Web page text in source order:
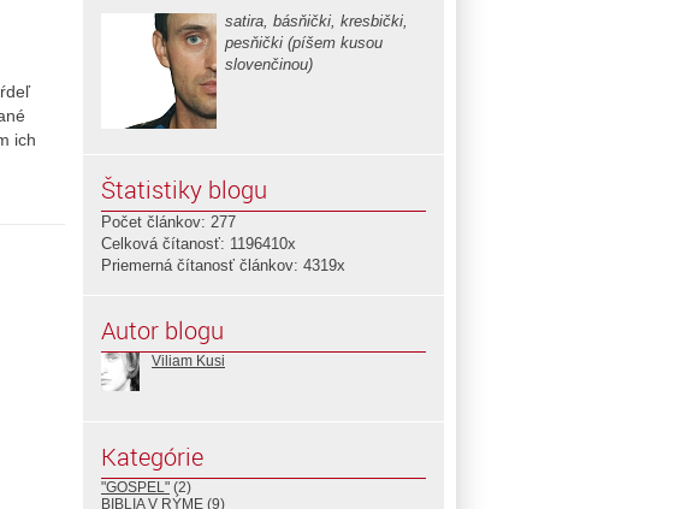
ich
satira, básňički, kresbički,
pesňički (píšem kusou
slovenčinou)
Štatistiky blogu
Počet článkov: 277
Celková čítanosť: 1196410x
Priemerná čítanosť článkov: 4319x
Autor blogu
Viliam Kusi
Kategórie
"GOSPEL" (2)
BIBLIA V RÝME (9)